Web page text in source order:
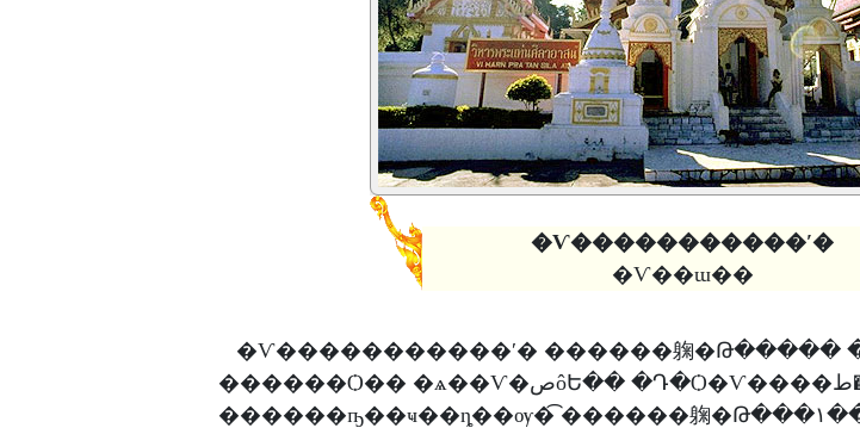
�Ѵ�����������ʹ�
�Ѵ��ɯ��
�Ѵ�����������ʹ� ������躹�Թ�����
������Ѻ�� �ѧ��Ѵ�صôԵ�� �Դ�Ѻ�Ѵ����׹�ط��ҷ�ؤ� ��觵
������ҧ��ҹ��ȵ��ѹ�͡ ������躹�Թ���١���ǡѹ�褹���ʹ